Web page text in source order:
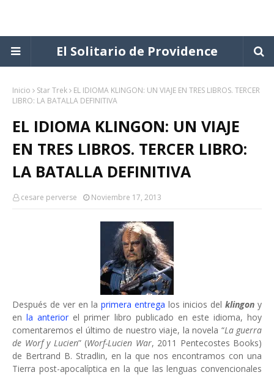
El Solitario de Providence
Inicio Star Trek
EL IDIOMA KLINGON: UN VIAJE EN TRES LIBROS. TERCER
LIBRO: LA BATALLA DEFINITIVA
EL IDIOMA KLINGON: UN VIAJE
EN TRES LIBROS. TERCER LIBRO:
LA BATALLA DEFINITIVA
cesare perverse Noviembre 17, 2013
Después de ver en la primera entrega los inicios del klingon y
enla anterior el primer libro publicado en este idioma, hoy
comentaremos el último de nuestro viaje, la novela “La guerra
de Worf y Lucien” (Worf-Lucien War, 2011 Pentecostes Books)
de Bertrand B. Stradlin, en la que nos encontramos con una
Tierra post-apocalíptica en la que las lenguas convencionales